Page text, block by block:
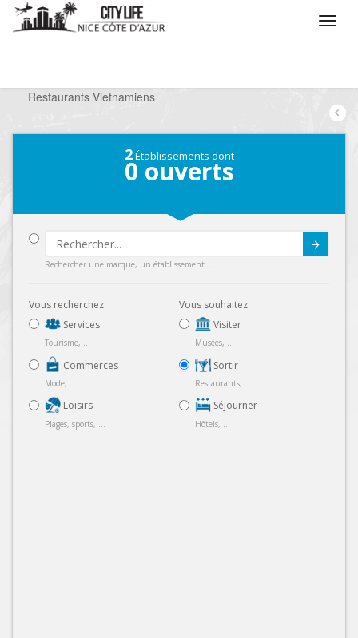
Restaurants Vietnamiens
2Établissements dont
0 ouverts
Rechercher une marque, un établissement...
Vous recherchez:
Services
Tourisme, ...
Commerces
Mode, ...
Loisirs
Plages, sports, ...
Vous souhaitez:
Visiter
Musées, ...
Sortir
Restaurants, ...
Séjourner
Hôtels, ...